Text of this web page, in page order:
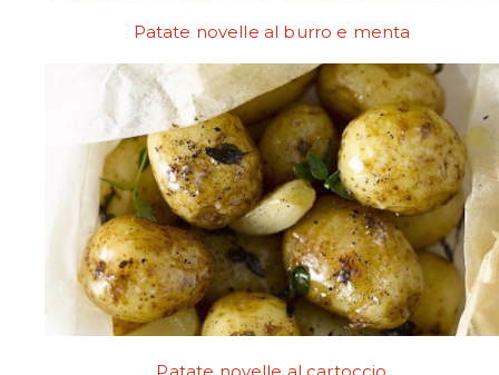
Patate novelle al burro e menta